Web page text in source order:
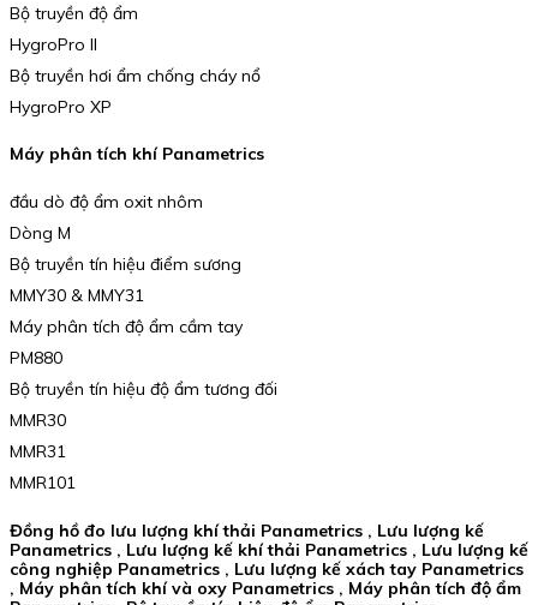
Bộ truyền độ ẩm
HygroPro II
Bộ truyền hơi ẩm chống cháy nổ
HygroPro XP
Máy phân tích khí Panametrics
đầu dò độ ẩm oxit nhôm
Dòng M
Bộ truyền tín hiệu điểm sương
MMY30 & MMY31
Máy phân tích độ ẩm cầm tay
PM880
Bộ truyền tín hiệu độ ẩm tương đối
MMR30
MMR31
MMR101
Đồng hồ đo lưu lượng khí thải Panametrics , Lưu lượng kế
Panametrics , Lưu lượng kế khí thải Panametrics , Lưu lượng kế
công nghiệp Panametrics , Lưu lượng kế xách tay Panametrics
, Máy phân tích khí và oxy Panametrics , Máy phân tích độ ẩm